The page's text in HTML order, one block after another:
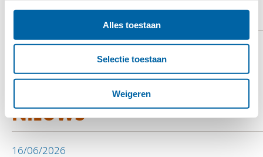
Alles toestaan
Selectie toestaan
Weigeren
ERKENNINGSPASPOORT
TOON PASPOORT
GERELATEERD
NIEUWS
16/06/2026